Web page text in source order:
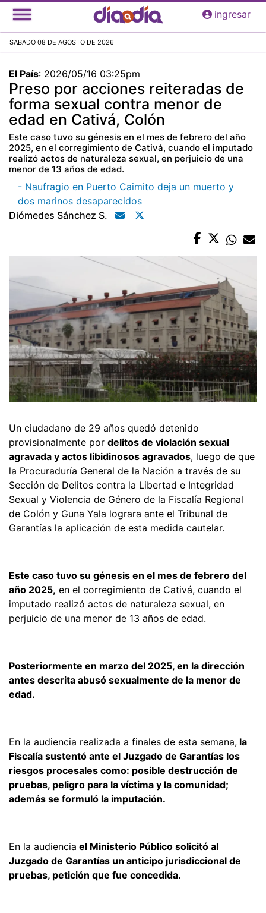
Pasar
al
principal
ingresar
SABADO 08 DE AGOSTO DE 2026
El País: 2026/05/16 03:25pm
Preso por acciones reiteradas de
forma sexual contra menor de
edad en Cativá, Colón
Este caso tuvo su génesis en el mes de febrero del año
2025, en el corregimiento de Cativá, cuando el imputado
realizó actos de naturaleza sexual, en perjuicio de una
menor de 13 años de edad.
- Naufragio en Puerto Caimito deja un muerto y
dos marinos desaparecidos
Diómedes Sánchez S.
Un ciudadano de 29 años quedó detenido
provisionalmente por delitos de violación sexual
agravada y actos libidinosos agravados, luego de que
la Procuraduría General de la Nación a través de su
Sección de Delitos contra la Libertad e Integridad
Sexual y Violencia de Género de la Fiscalía Regional
de Colón y Guna Yala lograra ante el Tribunal de
Garantías la aplicación de esta medida cautelar.
Este caso tuvo su génesis en el mes de febrero del
año 2025, en el corregimiento de Cativá, cuando el
imputado realizó actos de naturaleza sexual, en
perjuicio de una menor de 13 años de edad.
Posteriormente en marzo del 2025, en la dirección
antes descrita abusó sexualmente de la menor de
edad.
En la audiencia realizada a finales de esta semana, la
Fiscalía sustentó ante el Juzgado de Garantías los
riesgos procesales como: posible destrucción de
pruebas, peligro para la víctima y la comunidad;
además se formuló la imputación.
En la audiencia el Ministerio Público solicitó al
Juzgado de Garantías un anticipo jurisdiccional de
pruebas, petición que fue concedida.